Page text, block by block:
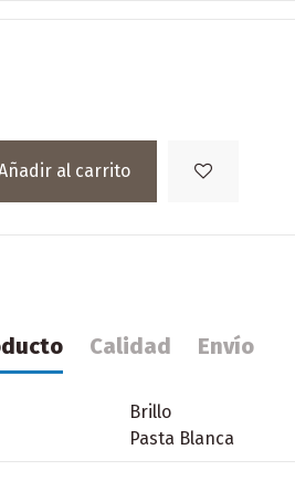
al carrito
Calidad Envío
Brillo
Pasta Blanca